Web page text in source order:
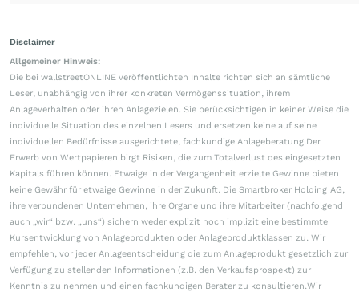
Disclaimer
Allgemeiner Hinweis:
Die bei wallstreetONLINE veröffentlichten Inhalte richten sich an sämtliche
Leser, unabhängig von ihrer konkreten Vermögenssituation, ihrem
Anlageverhalten oder ihren Anlagezielen. Sie berücksichtigen in keiner Weise die
individuelle Situation des einzelnen Lesers und ersetzen keine auf seine
individuellen Bedürfnisse ausgerichtete, fachkundige Anlageberatung.Der
Erwerb von Wertpapieren birgt Risiken, die zum Totalverlust des eingesetzten
Kapitals führen können. Etwaige in der Vergangenheit erzielte Gewinne bieten
keine Gewähr für etwaige Gewinne in der Zukunft. Die Smartbroker Holding AG,
ihre verbundenen Unternehmen, ihre Organe und ihre Mitarbeiter (nachfolgend
auch „wir“ bzw. „uns“) sichern weder explizit noch implizit eine bestimmte
Kursentwicklung von Anlageprodukten oder Anlageproduktklassen zu. Wir
empfehlen, vor jeder Anlageentscheidung die zum Anlageprodukt gesetzlich zur
Verfügung zu stellenden Informationen (z.B. den Verkaufsprospekt) zur
Kenntnis zu nehmen und einen fachkundigen Berater zu konsultieren.Wir